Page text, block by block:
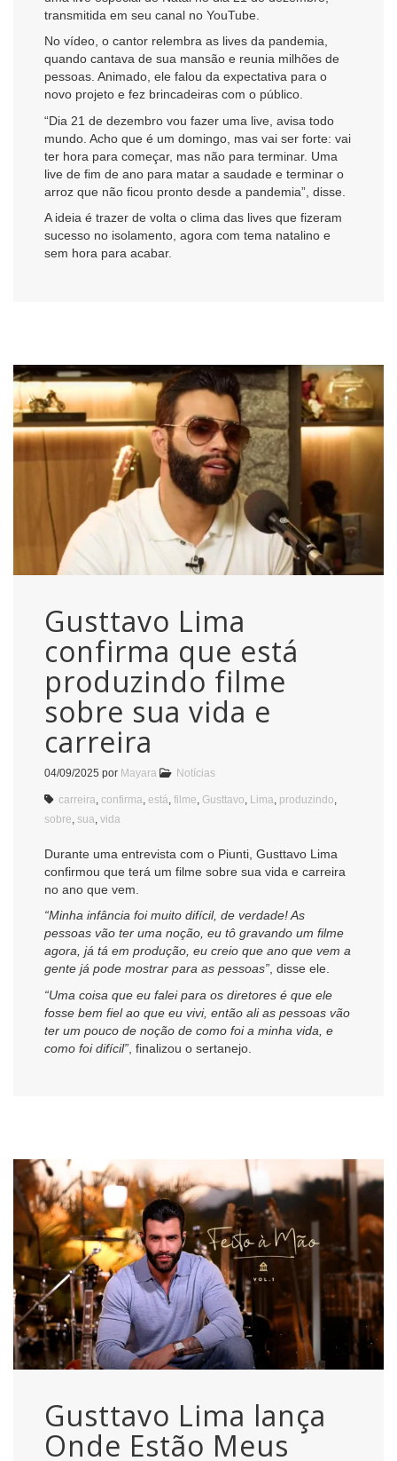
transmitida em seu canal no YouTube.
No vídeo, o cantor relembra as lives da pandemia,
quando cantava de sua mansão e reunia milhões de
pessoas. Animado, ele falou da expectativa para o
novo projeto e fez brincadeiras com o público.
“Dia 21 de dezembro vou fazer uma live, avisa todo
mundo. Acho que é um domingo, mas vai ser forte: vai
ter hora para começar, mas não para terminar. Uma
live de fim de ano para matar a saudade e terminar o
arroz que não ficou pronto desde a pandemia”, disse.
A ideia é trazer de volta o clima das lives que fizeram
sucesso no isolamento, agora com tema natalino e
sem hora para acabar.
Gusttavo Lima
confirma que está
produzindo filme
sobre sua vida e
carreira
04/09/2025 por Mayara Notícias
carreira confirma está filme Gusttavo Lima produzindo
sobre sua vida
Durante uma entrevista com o Piunti, Gusttavo Lima
confirmou que terá um filme sobre sua vida e carreira
no ano que vem.
“Minha infância foi muito difícil, de verdade! As
pessoas vão ter uma noção, eu tô gravando um filme
agora, já tá em produção, eu creio que ano que vem a
gente já pode mostrar para as pessoas” , disse ele.
“Uma coisa que eu falei para os diretores é que ele
fosse bem fiel ao que eu vivi, então ali as pessoas vão
ter um pouco de noção de como foi a minha vida, e
como foi difícil” , finalizou o sertanejo.
Gusttavo Lima lança
Onde Estão Meus